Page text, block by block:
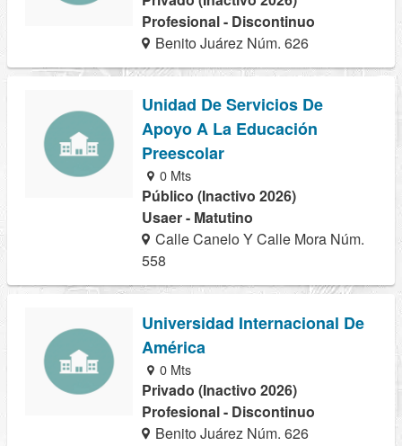
Profesional - Discontinuo
Benito Juárez Núm. 626
Unidad De Servicios De
Apoyo A La Educación
Preescolar
0 Mts
Público (Inactivo 2026)
Usaer - Matutino
Calle Canelo Y Calle Mora Núm.
558
Universidad Internacional De
América
0 Mts
Privado (Inactivo 2026)
Profesional - Discontinuo
Benito Juárez Núm. 626